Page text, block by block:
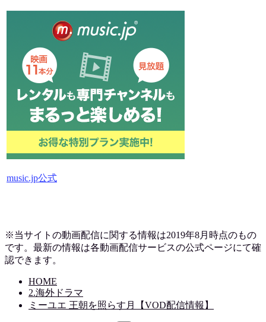
music.jp公式
※当サイトの動画配信に関する情報は2019年8月時点のもの
です。最新の情報は各動画配信サービスの公式ページにて確
認できます。
HOME
2.海外ドラマ
ミーユエ 王朝を照らす月【VOD配信情報】